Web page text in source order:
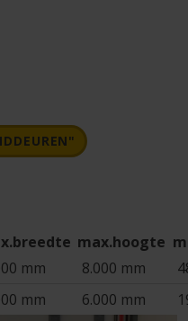
max.hoogte
mm 8.000 mm
mm 6.000 mm